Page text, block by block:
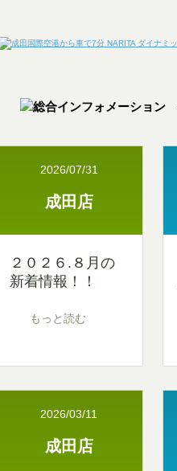
成田店
2026/07/31
２０２６.８月の
新着情報！！
もっと読む
成田店
2026/03/11